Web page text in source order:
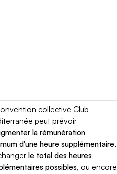
collective Club
peut prévoir
la rémunération
d'une heure supplémentaire,
le total des heures
possibles, ou encore